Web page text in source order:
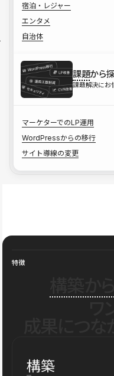
宿泊・レジャー
エンタメ
自治体
課題から
課題解決にお
マーケターでのLP運用
WordPressからの移行
サイト導線の変更
特徴
構築